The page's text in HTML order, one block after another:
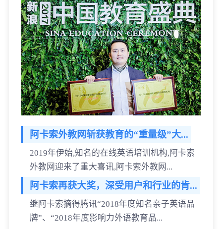
阿卡索外教网斩获教育的“重量级”大...
2019年伊始,知名的在线英语培训机构,阿卡索
外教网迎来了重大喜讯,阿卡索外教网...
阿卡索再获大奖，深受用户和行业的肯...
继阿卡索摘得腾讯“2018年度知名亲子英语品
牌”、“2018年度影响力外语教育品...